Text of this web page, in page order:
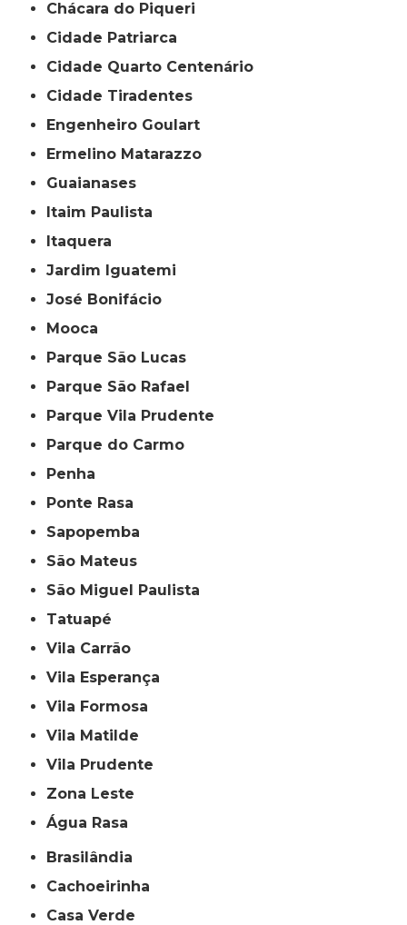
Chácara do Piqueri
Cidade Patriarca
Cidade Quarto Centenário
Cidade Tiradentes
Engenheiro Goulart
Ermelino Matarazzo
Guaianases
Itaim Paulista
Itaquera
Jardim Iguatemi
José Bonifácio
Mooca
Parque São Lucas
Parque São Rafael
Parque Vila Prudente
Parque do Carmo
Penha
Ponte Rasa
Sapopemba
São Mateus
São Miguel Paulista
Tatuapé
Vila Carrão
Vila Esperança
Vila Formosa
Vila Matilde
Vila Prudente
Zona Leste
Água Rasa
Brasilândia
Cachoeirinha
Casa Verde